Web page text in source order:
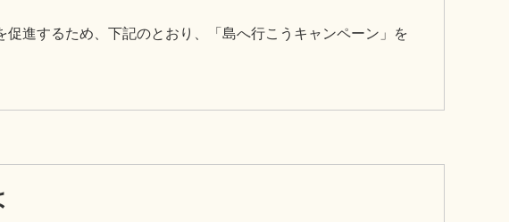
進するため、下記のとおり、「島へ行こうキャンペーン」を